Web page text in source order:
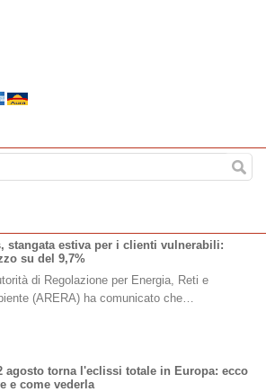
stangata estiva per i clienti vulnerabili:
su del 9,7%
di Regolazione per Energia, Reti e
(ARERA) ha comunicato che…
agosto torna l'eclissi totale in Europa: ecco
e come vederla